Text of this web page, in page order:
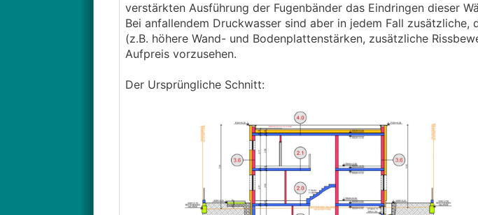
verstärkten Ausführung der Fugenbänder das Eindringen dieser
Bei anfallendem Druckwasser sind aber in jedem Fall zusätzliche,
(z.B. höhere Wand- und Bodenplattenstärken, zusätzliche
Aufpreis vorzusehen.
Der Ursprüngliche Schnitt: